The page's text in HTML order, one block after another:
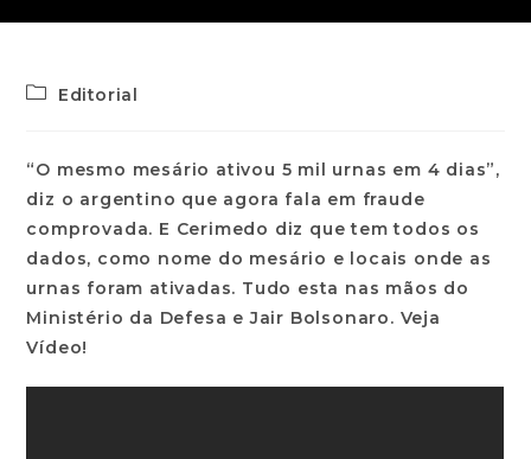
Editorial
“O mesmo mesário ativou 5 mil urnas em 4 dias”,
diz o argentino que agora fala em fraude
comprovada. E Cerimedo diz que tem todos os
dados, como nome do mesário e locais onde as
urnas foram ativadas. Tudo esta nas mãos do
Ministério da Defesa e Jair Bolsonaro. Veja
Vídeo!